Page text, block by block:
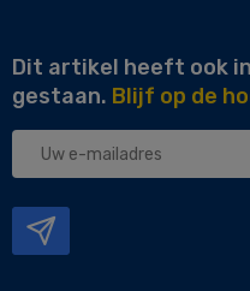
Dit artikel heeft ook
gestaan. Blijf op de
Uw